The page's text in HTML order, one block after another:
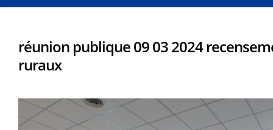
réunion publique 09 03 2024
ruraux